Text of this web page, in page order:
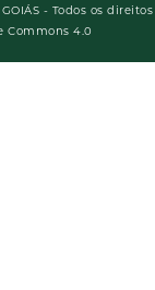
- Todos os direitos
Commons 4.0